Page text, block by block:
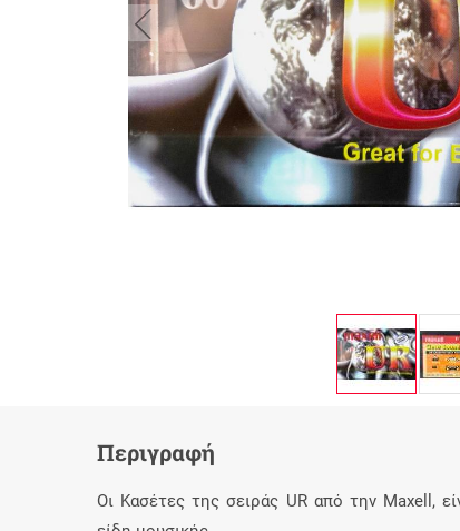
button.prev
Περιγραφή
Οι Κασέτες της σειράς UR από την Maxell,